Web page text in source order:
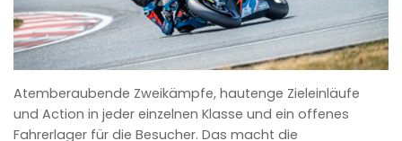
Atemberaubende Zweikämpfe, hautenge Zieleinläufe
und Action in jeder einzelnen Klasse und ein offenes
Fahrerlager für die Besucher. Das macht die